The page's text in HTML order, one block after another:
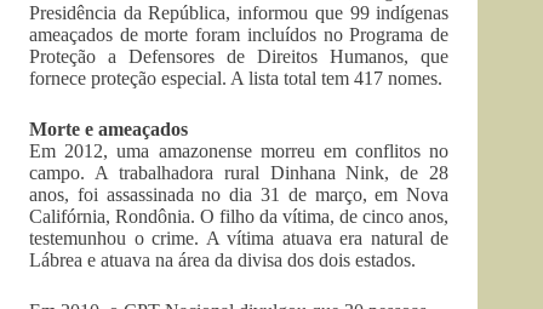
Presidência da República, informou que 99 indígenas
ameaçados de morte foram incluídos no Programa de
Proteção a Defensores de Direitos Humanos, que
fornece proteção especial. A lista total tem 417 nomes.
Morte e ameaçados
Em 2012, uma amazonense morreu em conflitos no
campo. A trabalhadora rural Dinhana Nink, de 28
anos, foi assassinada no dia 31 de março, em Nova
Califórnia, Rondônia. O filho da vítima, de cinco anos,
testemunhou o crime. A vítima atuava era natural de
Lábrea e atuava na área da divisa dos dois estados.